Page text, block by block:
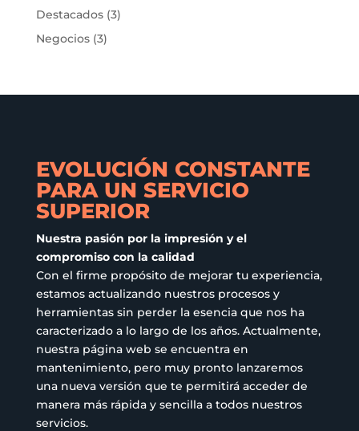
Destacados(3)
Negocios(3)
EVOLUCIÓN CONSTANTE
PARA UN SERVICIO
SUPERIOR
Nuestra pasión por la impresión y el
compromiso con la calidad
Con el firme propósito de mejorar tu experiencia,
estamos actualizando nuestros procesos y
herramientas sin perder la esencia que nos ha
caracterizado a lo largo de los años. Actualmente,
nuestra página web se encuentra en
mantenimiento, pero muy pronto lanzaremos
una nueva versión que te permitirá acceder de
manera más rápida y sencilla a todos nuestros
servicios.